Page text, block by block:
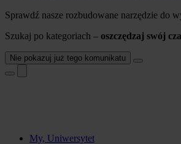
Sprawdź nasze rozbudowane narzędzie do
Szukaj po kategoriach – oszczędzaj swój
Nie pokazuj już tego komunikatu
My, Uniwersytet